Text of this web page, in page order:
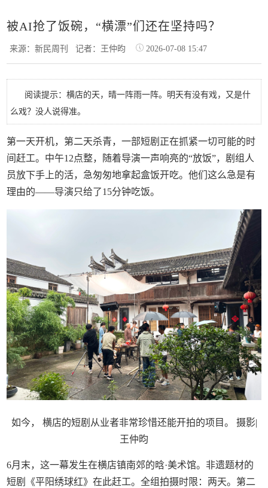
被AI抢了饭碗，“横漂”们还在坚持吗？
来源：新民周刊记者：王仲昀 2026-07-08 15:47
阅读提示：横店的天，晴一阵雨一阵。明天有没有戏，又是什
么戏？没人说得准。
第一天开机，第二天杀青，一部短剧正在抓紧一切可能的时
间赶工。中午12点整，随着导演一声响亮的“放饭”，剧组人
员放下手上的活，急匆匆地拿起盒饭开吃。他们这么急是有
理由的——导演只给了15分钟吃饭。
如今， 横店的短剧从业者非常珍惜还能开拍的项目。 摄影|
王仲昀
6月末，这一幕发生在横店镇南郊的晗·美术馆。非遗题材的
短剧《平阳绣球红》在此赶工。全组拍摄时限：两天。第二